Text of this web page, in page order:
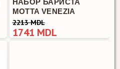
НАБОР БАРИСТА
MOTTA VENEZIA
2213 MDL
1741 MDL